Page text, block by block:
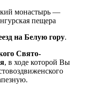
монастырь —
пещера
на Белую гору.
Свято-
, в ходе которой Вы